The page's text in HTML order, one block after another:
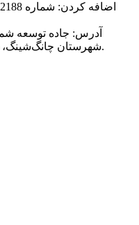
شهرستان چانگ‌شینگ، شهر هوژو، استان ژجیانگ، چین.